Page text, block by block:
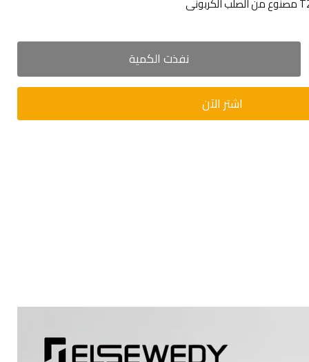
نفذت الكمية
اشتر الآن